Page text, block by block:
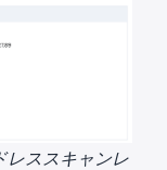
ススキャンレ